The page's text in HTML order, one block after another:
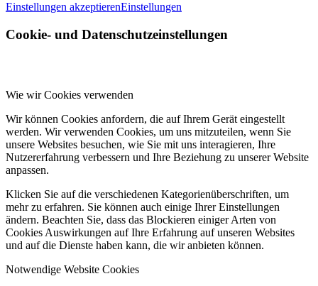
Einstellungen akzeptierenEinstellungen
Cookie- und Datenschutzeinstellungen
Wie wir Cookies verwenden
Wir können Cookies anfordern, die auf Ihrem Gerät eingestellt
werden. Wir verwenden Cookies, um uns mitzuteilen, wenn Sie
unsere Websites besuchen, wie Sie mit uns interagieren, Ihre
Nutzererfahrung verbessern und Ihre Beziehung zu unserer Website
anpassen.
Klicken Sie auf die verschiedenen Kategorienüberschriften, um
mehr zu erfahren. Sie können auch einige Ihrer Einstellungen
ändern. Beachten Sie, dass das Blockieren einiger Arten von
Cookies Auswirkungen auf Ihre Erfahrung auf unseren Websites
und auf die Dienste haben kann, die wir anbieten können.
Notwendige Website Cookies